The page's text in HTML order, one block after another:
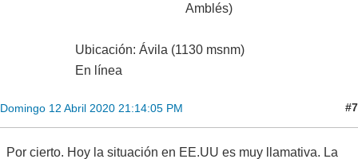
Amblés)
Ubicación: Ávila (1130 msnm)
En línea
Domingo 12 Abril 2020 21:14:05 PM #7
Por cierto. Hoy la situación en EE.UU es muy llamativa. La